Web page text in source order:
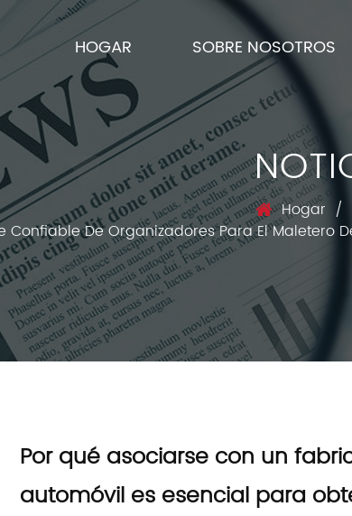
HOGAR SOBRE NOSOTROS
Hogar /
Confiable De Organizadores Para El
Por qué asociarse con un
automóvil es esencial para